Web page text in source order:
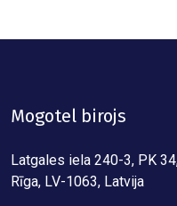
Mogotel birojs
Latgales iela 240-3, PK
Rīga, LV-1063, Latvija